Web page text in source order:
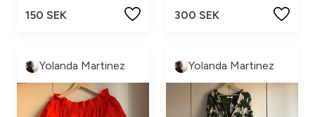
150 SEK
300 SEK
Yolanda Martinez Yolanda Martinez